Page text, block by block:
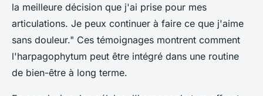
la meilleure décision que j'ai prise pour mes
articulations. Je peux continuer à faire ce que j'aime
sans douleur." Ces témoignages montrent comment
l'harpagophytum peut être intégré dans une routine
de bien-être à long terme.